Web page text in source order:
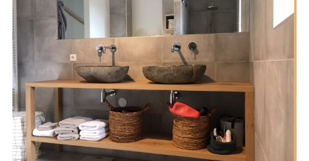
HOME
ONS BEDRIJF